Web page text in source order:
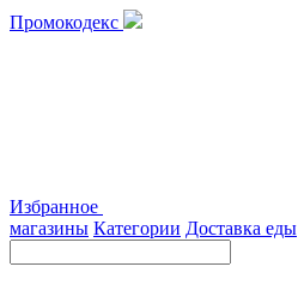
Промокодекс
Избранное
магазины Категории Доставка еды